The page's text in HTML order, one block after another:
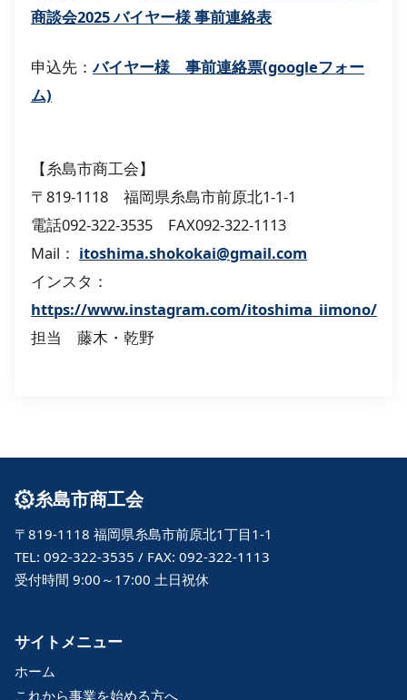
商談会2025 バイヤー様 事前連絡表
申込先：バイヤー様 事前連絡票(googleフォー
ム)
【糸島市商工会】
〒819-1118 福岡県糸島市前原北1-1-1
電話092-322-3535 FAX092-322-1113
Mail： itoshima.shokokai@gmail.com
インスタ：
https://www.instagram.com/itoshima_iimono/
担当 藤木・乾野
糸島市商工会
〒819-1118 福岡県糸島市前原北1丁目1-1
TEL: 092-322-3535 / FAX: 092-322-1113
受付時間 9:00～17:00 土日祝休
サイトメニュー
ホーム
これから事業を始める方へ